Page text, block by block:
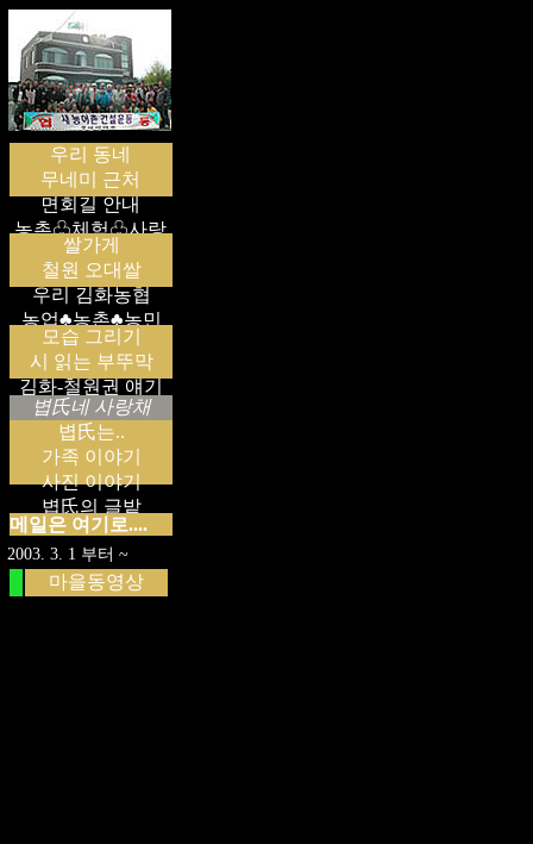
우리 동네
무네미 근처
면회길 안내
농촌♧체험♧사랑
쌀가게
철원 오대쌀
우리 김화농협
농업♣농촌♣농민
모습 그리기
시 읽는 부뚜막
김화-철원권 얘기
볍氏네 사랑채
볍氏는..
가족 이야기
사진 이야기
볍氏의 글밭
2003. 3. 1 부터 ~
마을동영상
메일은 여기로....